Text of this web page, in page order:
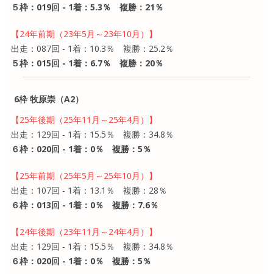
５枠：019回 - 1着：5.3％ 複勝：21％
【24年前期（23年5月～23年10月）】
出走：087回 - 1着：10.3％ 複勝：25.2％
５枠：015回 - 1着：6.7％ 複勝：20％
6枠 牧原崇（A2）
【25年後期（25年11月～25年4月）】
出走：129回 - 1着：15.5％ 複勝：34.8％
６枠：020回 - 1着：0％ 複勝：5％
【25年前期（25年5月～25年10月）】
出走：107回 - 1着：13.1％ 複勝：28％
６枠：013回 - 1着：0％ 複勝：7.6％
【24年後期（23年11月～24年4月）】
出走：129回 - 1着：15.5％ 複勝：34.8％
６枠：020回 - 1着：0％ 複勝：5％